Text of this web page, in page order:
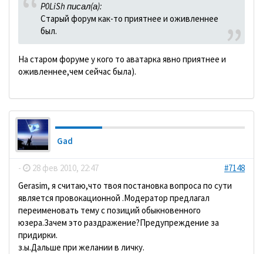
P0LiSh писал(а):
Старый форум как-то приятнее и оживленнее
был.
На старом форуме у кого то аватарка явно приятнее и
оживленнее,чем сейчас была).
Gad
- 28 фев 2010, 22:47
#7148
Gerasim, я считаю,что твоя постановка вопроса по сути
является провокационной .Модератор предлагал
переименовать тему с позиций обыкновенного
юзера.Зачем это раздражение?Предупреждение за
придирки.
з.ы.Дальше при желании в личку.